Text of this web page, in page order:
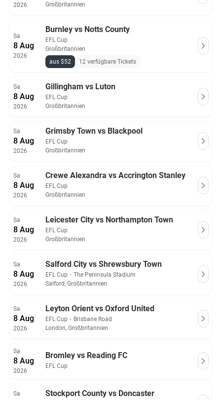
2026
Großbritannien
Sa
8 Aug
2026
Burnley vs Notts County
EFL Cup
Großbritannien
aus $52
12 verfügbare Tickets
Sa
8 Aug
2026
Gillingham vs Luton
EFL Cup
Großbritannien
Sa
8 Aug
2026
Grimsby Town vs Blackpool
EFL Cup
Großbritannien
Sa
8 Aug
2026
Crewe Alexandra vs Accrington Stanley
EFL Cup
Großbritannien
Sa
8 Aug
2026
Leicester City vs Northampton Town
EFL Cup
Großbritannien
Sa
8 Aug
2026
Salford City vs Shrewsbury Town
EFL Cup ・ The Peninsula Stadium
Salford, Großbritannien
Sa
8 Aug
2026
Leyton Orient vs Oxford United
EFL Cup ・ Brisbane Road
London, Großbritannien
Sa
8 Aug
2026
Bromley vs Reading FC
EFL Cup
Sa Stockport County vs Doncaster